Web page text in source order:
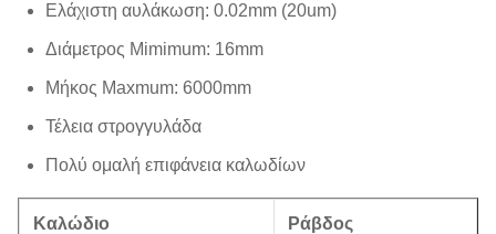
Ελάχιστη αυλάκωση: 0.02mm (20um)
Διάμετρος Mimimum: 16mm
Μήκος Maxmum: 6000mm
Τέλεια στρογγυλάδα
Πολύ ομαλή επιφάνεια καλωδίων
Καλώδιο Ράβδος